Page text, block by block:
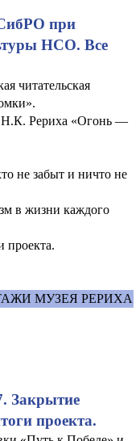
при
НСО. Все
читательская
Н.К. Рериха «Огонь —
не забыт и ничто не
в жизни каждого
проекта.
МУЗЕЯ РЕРИХА
Закрытие
проекта.